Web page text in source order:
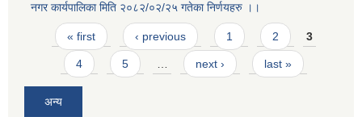
नगर कार्यपालिका मिति २०८२/०२/२५ गतेका निर्णयहरु ।।
Pages
« first ‹ previous 1 2 3
4 5 … next › last »
अन्य